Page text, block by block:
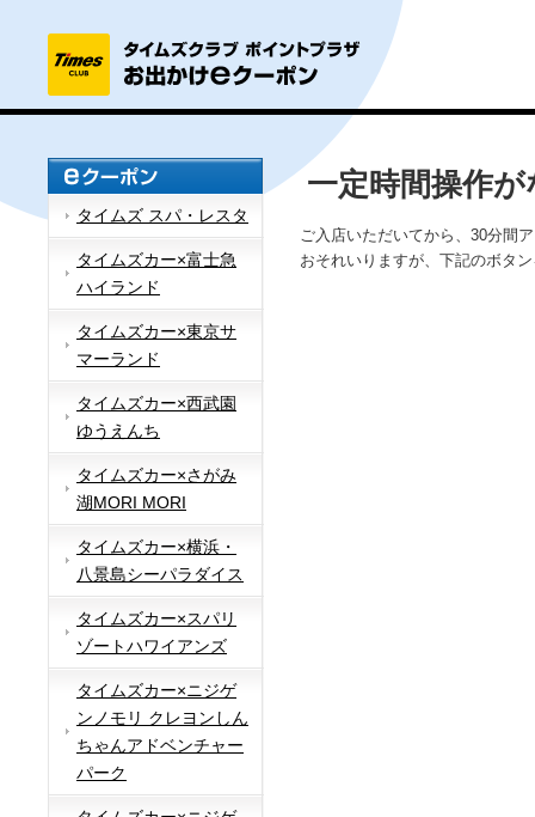
タイムズ スパ・レスタ
タイムズカー×富士急
ハイランド
タイムズカー×東京サ
マーランド
タイムズカー×西武園
ゆうえんち
タイムズカー×さがみ
湖MORI MORI
タイムズカー×横浜・
八景島シーパラダイス
タイムズカー×スパリ
ゾートハワイアンズ
タイムズカー×ニジゲ
ンノモリ クレヨンしん
ちゃんアドベンチャー
パーク
一定時間操作
ご入店いただいてから、30分間
おそれいりますが、下記のボタ